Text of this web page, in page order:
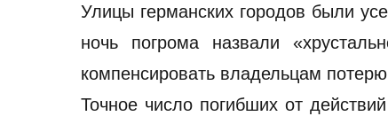
Улицы германских городов были
ночь погрома назвали
компенсировать владельцам
Точное число погибших от